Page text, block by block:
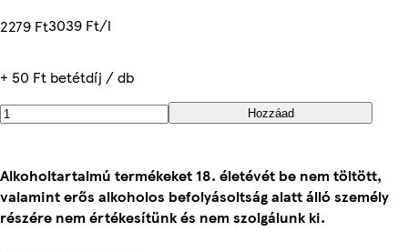
2279 Ft3039 Ft/l
+ 50 Ft betétdíj / db
Hozzáad
Alkoholtartalmú termékeket 18. életévét be nem töltött,
valamint erős alkoholos befolyásoltság alatt álló személy
részére nem értékesítünk és nem szolgálunk ki.